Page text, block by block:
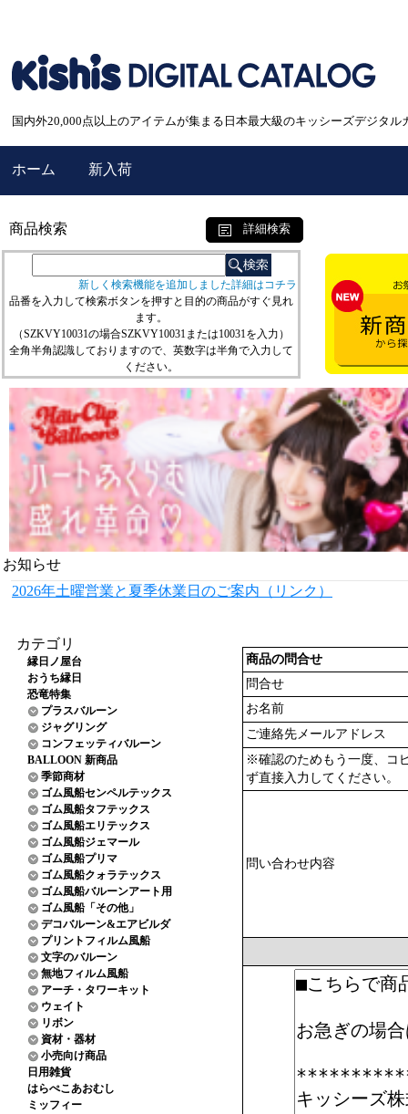
国内外20,000点以上のアイテムが集まる日本最大級のキッシーズデジタル
ホーム 新入荷
商品検索 詳細検索
新しく検索機能を追加しました詳細はコチラ
品番を入力して検索ボタンを押すと目的の商品がすぐ見れ
ます。
（SZKVY10031の場合SZKVY10031または10031を入力）
全角半角認識しておりますので、英数字は半角で入力して
ください。
お知らせ
2026年土曜営業と夏季休業日のご案内（リンク）
カテゴリ
縁日ノ屋台
おうち縁日
恐竜特集
プラスバルーン
ジャグリング
コンフェッティバルーン
BALLOON 新商品
季節商材
ゴム風船センペルテックス
ゴム風船タフテックス
ゴム風船エリテックス
ゴム風船ジェマール
ゴム風船プリマ
ゴム風船クォラテックス
ゴム風船バルーンアート用
ゴム風船「その他」
デコバルーン&エアビルダ
プリントフィルム風船
文字のバルーン
無地フィルム風船
アーチ・タワーキット
ウェイト
リボン
資材・器材
小売向け商品
日用雑貨
はらぺこあおむし
ミッフィー
商品の問合せ
問合せ
お名前
ご連絡先メールアドレス
※確認のためもう一度、コ
ず直接入力してください。
問い合わせ内容